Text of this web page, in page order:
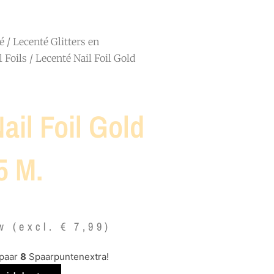
/ Lecenté Glitters en
Foils / Lecenté Nail Foil Gold
Foil Gold
M.
(excl. € 7,99)
8 Spaarpuntenextra!